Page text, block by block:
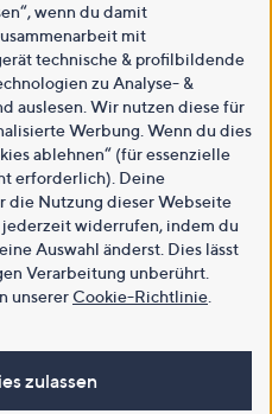
wenn du damit
mit
technische & profilbildende
zu Analyse- &
auslesen. Wir nutzen diese für
Werbung. Wenn du dies
ablehnen“ (für essenzielle
erforderlich). Deine
die Nutzung dieser Webseite
widerrufen, indem du
Auswahl änderst. Dies lässt
Verarbeitung unberührt.
unsererCookie-Richtlinie
zulassen